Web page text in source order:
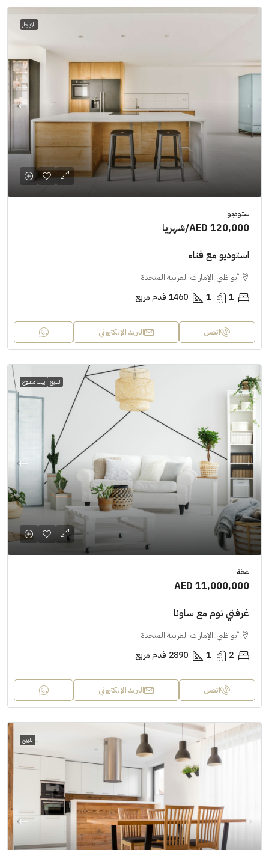
للإيجار
ستوديو
AED 120,000/شهريا
استوديو مع فناء
أبو ظبي, الإمارات العربية المتحدة
1
1
1460 قدم مربع
اتصل البريد الإلكتروني
للبيع بيت مفتوح
شقة
AED 11,000,000
غرفتي نوم مع ساونا
أبو ظبي, الإمارات العربية المتحدة
2
1
2890 قدم مربع
اتصل البريد الإلكتروني
للبيع